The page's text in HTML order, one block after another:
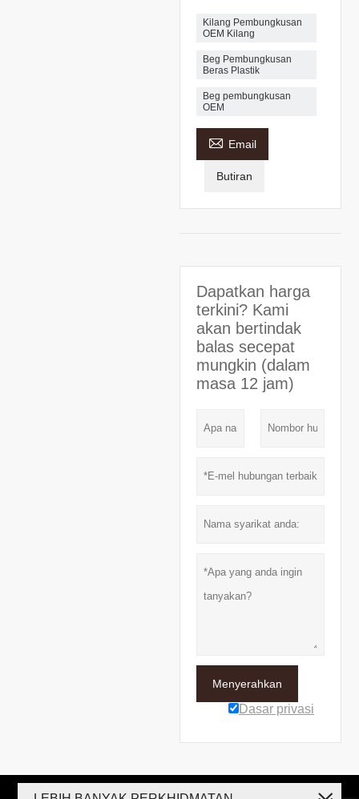
Kilang Pembungkusan
OEM Kilang
Beg Pembungkusan
Beras Plastik
Beg pembungkusan
OEM
 Email
Butiran
Dapatkan harga
terkini? Kami
akan bertindak
balas secepat
mungkin (dalam
masa 12 jam)
Menyerahkan
Dasar privasi